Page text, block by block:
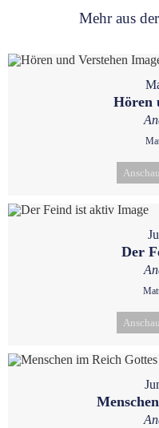
Mehr aus
Hören
Der